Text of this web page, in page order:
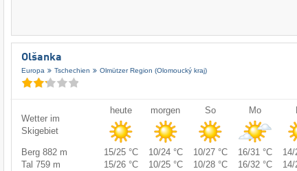
Olšanka
Europa Tschechien Olmützer Region (Olomoucký kraj)
Wetter im
Skigebiet
heute morgen So Mo
Berg 882 m 15/25 °C 10/24 °C 10/27 °C 16/31 °C 14/
Tal 759 m
15/26 °C 10/25 °C 10/28 °C 16/32 °C 14/